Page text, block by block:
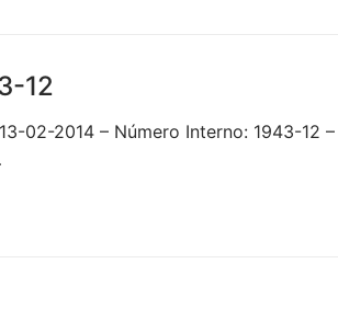
12
02-2014 – Número Interno: 1943-12